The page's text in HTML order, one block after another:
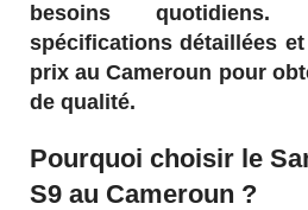
besoins quotidiens.
spécifications détaillées
prix au Cameroun pour
de qualité.
Pourquoi choisir le
S9 au Cameroun ?